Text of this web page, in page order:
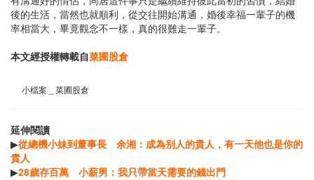
後的生活，當然也就順利，從交往開始溝通，婚後幸福一輩子的機
率相當大，畢竟觀念不一樣，真的很難走一輩子。
本文經授權轉載自菜圃股倉
小檔案＿菜圃股倉
延伸閱讀
▶從總機小妹到董事長 余湘：成為别人的貴人，有一天他也是你的
貴人
▶28歲存百萬 小薪男：我只帶當天需要的錢出門